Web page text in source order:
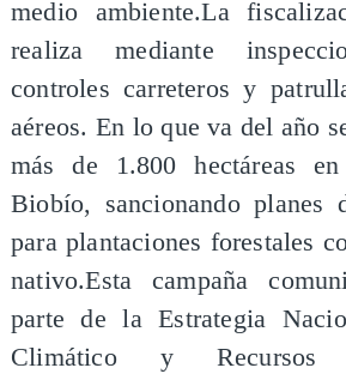
medio ambiente.La
realiza mediante
controles carreteros y
aéreos. En lo que va del año
más de 1.800 hectáreas
Biobío, sancionando planes
para plantaciones forestales
nativo.Esta campaña
parte de la Estrategia
Climático y Recursos